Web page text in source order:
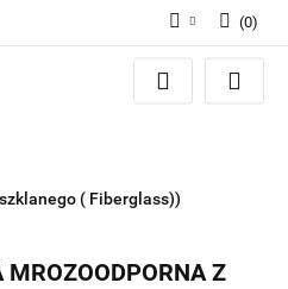
Zaloguj się
(0)
( Fiberglass))
MROZOODPORNA Z